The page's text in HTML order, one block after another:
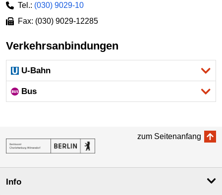
Tel.: (030) 9029-10
Fax: (030) 9029-12285
Verkehrsanbindungen
U-Bahn
Bus
zum Seitenanfang
Info